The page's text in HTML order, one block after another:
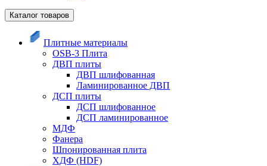
Каталог товаров
Плитные материалы
OSB-3 Плита
ДВП плиты
ДВП шлифованная
Ламинированное ДВП
ДСП плиты
ДСП шлифованное
ДСП ламинированное
МДФ
Фанера
Шпонированная плита
ХДФ (HDF)